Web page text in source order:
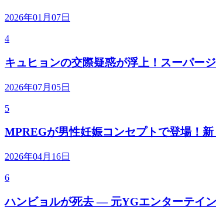
2026年01月07日
4
キュヒョンの交際疑惑が浮上！スーパー
2026年07月05日
5
MPREGが男性妊娠コンセプトで登場！
2026年04月16日
6
ハンビョルが死去 — 元YGエンターテイ